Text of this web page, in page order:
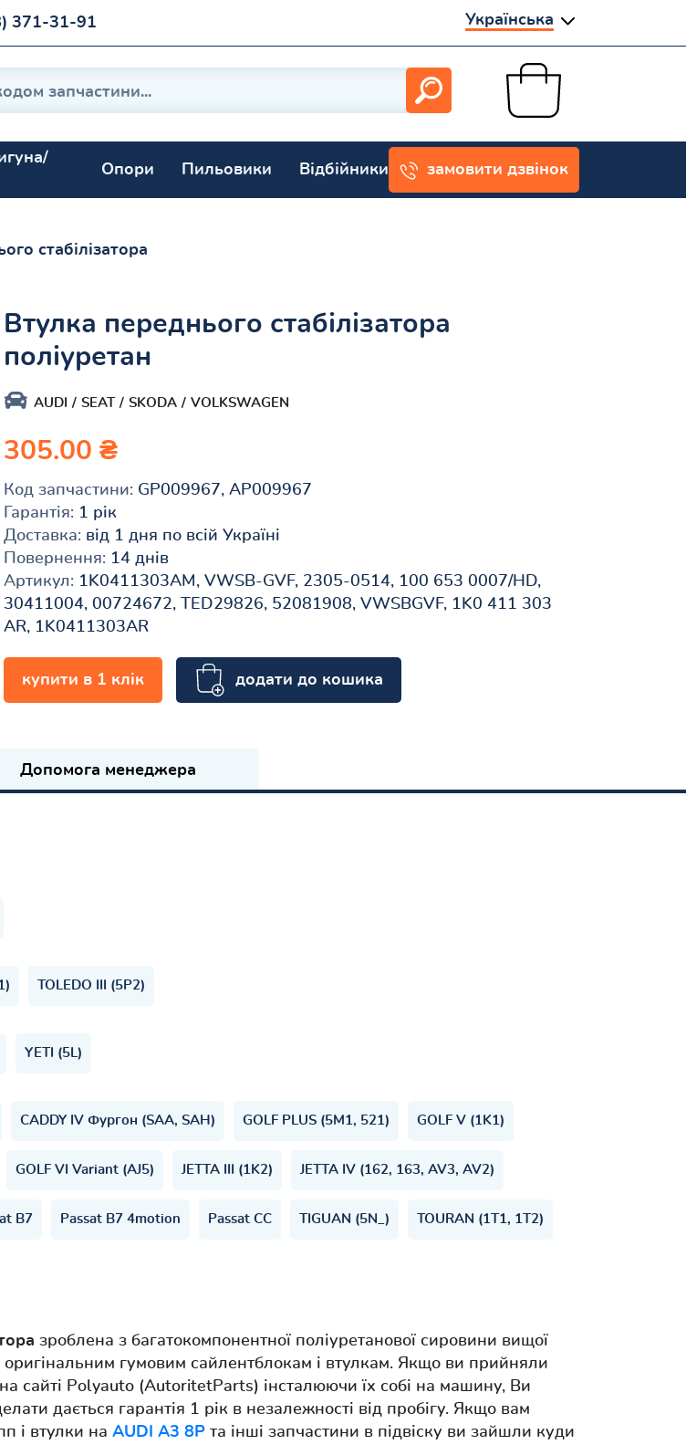
371-31-91 Українська
Опори Пильовики Відбійники замовити дзвінок
стабілізатора
Втулка переднього стабілізатора
поліуретан
AUDI SEAT SKODA VOLKSWAGEN
305.00 ₴
Код запчастини: GP009967, AP009967
Гарантія: 1 рік
Доставка: від 1 дня по всій Україні
Повернення: 14 днів
Артикул: 1K0411303AM, VWSB-GVF, 2305-0514, 100 653 0007/HD,
30411004, 00724672, TED29826, 52081908, VWSBGVF, 1K0 411 303
AR, 1K0411303AR
купити в 1 клік додати до кошика
Допомога менеджера
TOLEDO III (5P2)
YETI (5L)
CADDY IV Фургон (SAA, SAH) GOLF PLUS (5M1, 521) GOLF V (1K1)
GOLF VI Variant (AJ5) JETTA III (1K2) JETTA IV (162, 163, AV3, AV2)
B7 Passat B7 4motion Passat CC TIGUAN (5N_) TOURAN (1T1, 1T2)
зроблена з багатокомпонентної поліуретанової сировини вищої
оригінальним гумовим сайлентблокам і втулкам. Якщо ви прийняли
на сайті Polyauto (AutoritetParts) інсталюючи їх собі на машину, Ви
дається гарантія 1 рік в незалежності від пробігу. Якщо вам
і втулки на AUDI A3 8P та інші запчастини в підвіску ви зайшли куди